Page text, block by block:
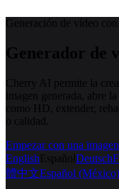
Generación de vídeo
Generador de
Cherry AI permite la
imagen generada, abre
como HD, extender,
o calidad.
Empezar con una imagen
EnglishEspañolDeutsch
體中文Español (México)